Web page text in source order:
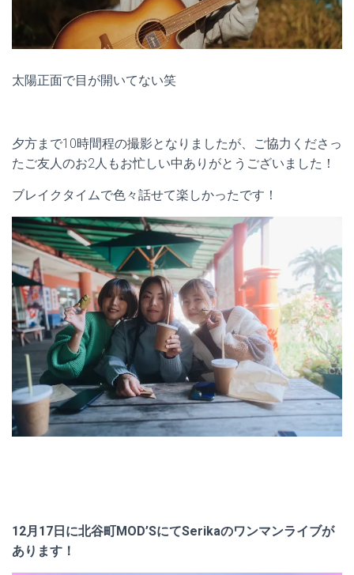
太陽正面で目が開いてない笑
夕方まで10時間程の撮影となりましたが、ご協力くださっ
たご友人のお2人もお忙しい中ありがとうございました！
ブレイクタイムで色々話せて楽しかったです！
12月17日に北谷町MOD’SにてSerikaのワンマンライブが
あります！